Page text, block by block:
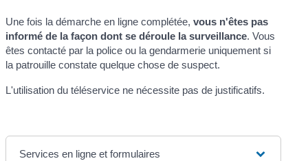
Une fois la démarche en ligne complétée,vous n'êtes pas
informé de la façon dont se déroule la surveillance. Vous
êtes contacté par la police ou la gendarmerie uniquement si
la patrouille constate quelque chose de suspect.
L'utilisation du téléservice ne nécessite pas de justificatifs.
Services en ligne et formulaires